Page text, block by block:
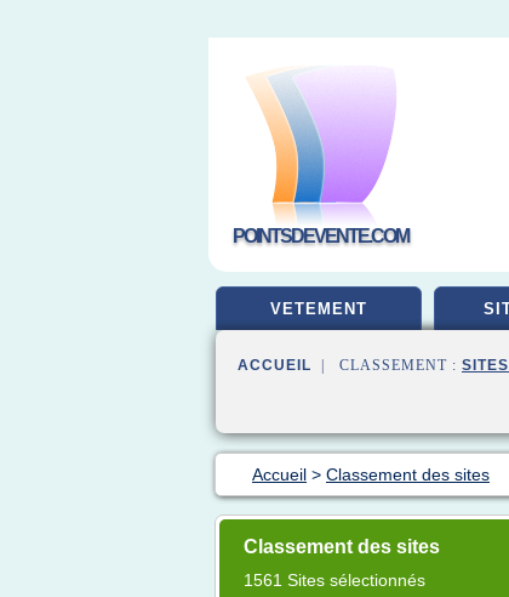
POINTSDEVENTE.COM
VETEMENT
ACCUEIL | CLASSEMENT : SITES
Accueil > Classement des sites
Classement des sites
1561 Sites sélectionnés